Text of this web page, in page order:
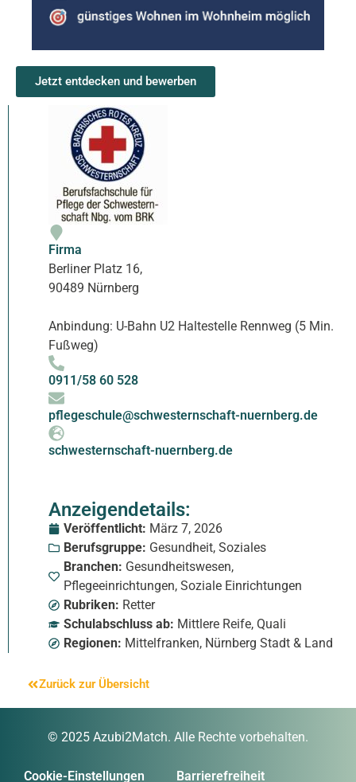
Jetzt entdecken und bewerben
Firma
Berliner Platz 16,
90489 Nürnberg
Anbindung: U-Bahn U2 Haltestelle Rennweg (5 Min.
Fußweg)
0911/58 60 528
pflegeschule@schwesternschaft-nuernberg.de
schwesternschaft-nuernberg.de
Anzeigendetails:
Veröffentlicht: März 7, 2026
Berufsgruppe: Gesundheit, Soziales
Branchen: Gesundheitswesen,
Pflegeeinrichtungen, Soziale Einrichtungen
Rubriken: Retter
Schulabschluss ab: Mittlere Reife, Quali
Regionen: Mittelfranken, Nürnberg Stadt & Land
Zurück zur Übersicht
© 2025 Azubi2Match. Alle Rechte vorbehalten.
Cookie-Einstellungen Barrierefreiheit